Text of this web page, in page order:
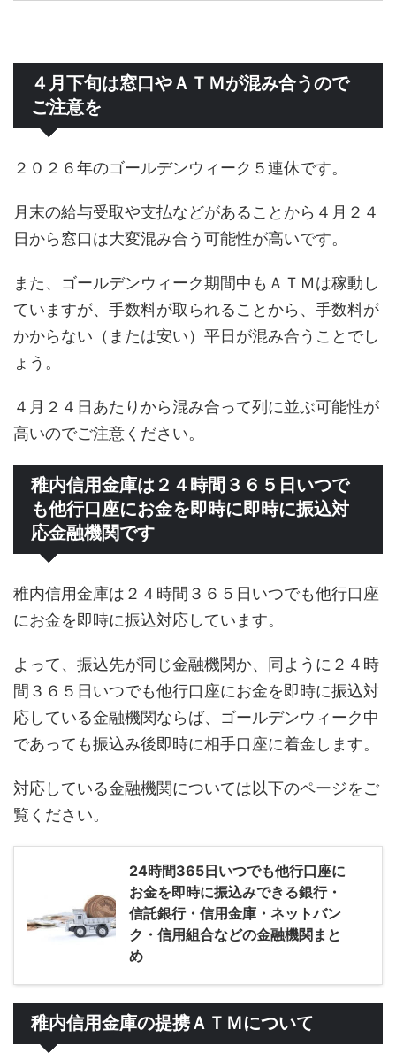
４月下旬は窓口やＡＴＭが混み合うので
ご注意を
２０２６年のゴールデンウィーク５連休です。
月末の給与受取や支払などがあることから４月２４
日から窓口は大変混み合う可能性が高いです。
また、ゴールデンウィーク期間中もＡＴＭは稼動し
ていますが、手数料が取られることから、手数料が
かからない（または安い）平日が混み合うことでし
ょう。
４月２４日あたりから混み合って列に並ぶ可能性が
高いのでご注意ください。
稚内信用金庫は２４時間３６５日いつで
も他行口座にお金を即時に即時に振込対
応金融機関です
稚内信用金庫は２４時間３６５日いつでも他行口座
にお金を即時に振込対応しています。
よって、振込先が同じ金融機関か、同ように２４時
間３６５日いつでも他行口座にお金を即時に振込対
応している金融機関ならば、ゴールデンウィーク中
であっても振込み後即時に相手口座に着金します。
対応している金融機関については以下のページをご
覧ください。
24時間365日いつでも他行口座に
お金を即時に振込みできる銀行・
信託銀行・信用金庫・ネットバン
ク・信用組合などの金融機関まと
め
稚内信用金庫の提携ＡＴＭについて